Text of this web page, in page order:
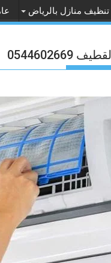
تنظيف منازل بالرياض